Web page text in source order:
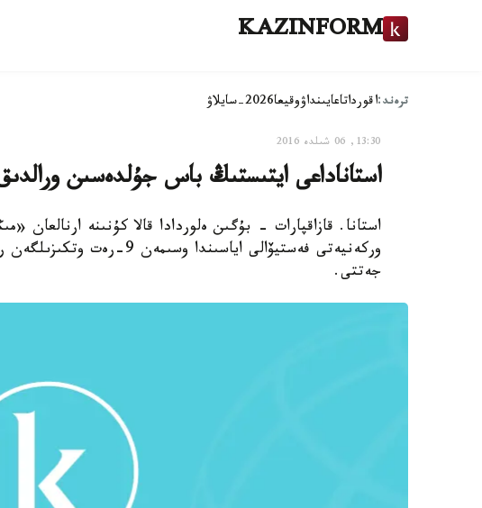
KAZINFORM
ترەند:اقورداتاعايىنداۋوقيعا2026-سايلاۋ
13:30, 06 شىلدە 2016
استاناداعى ايتىستىڭ باس جۇلدەسىن
استانا. قازاقپارات - بۇگىن ەلوردادا قالا كۇنىنە ارنالعان
وركەنيەتى فەستيۆالى
جەتتى.